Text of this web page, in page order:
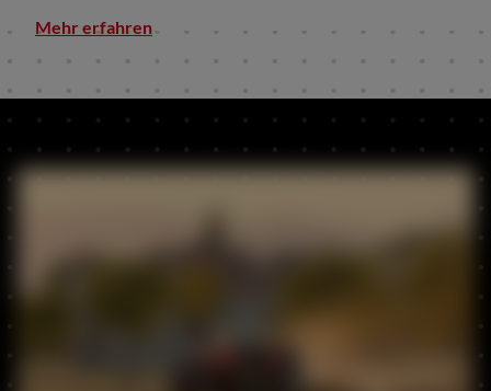
& Republic of Ireland (English)
Mehr erfahren